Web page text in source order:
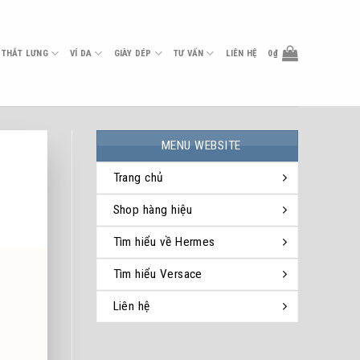
THẮT LƯNG VÍ DA GIÀY DÉP TƯ VẤN LIÊN HỆ 0₫
MENU WEBSITE
Trang chủ
Shop hàng hiệu
Tìm hiểu về Hermes
Tìm hiểu Versace
Liên hệ